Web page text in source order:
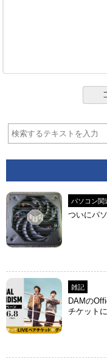
パソコン関
ついにパ
雑記
DAMの
チケット